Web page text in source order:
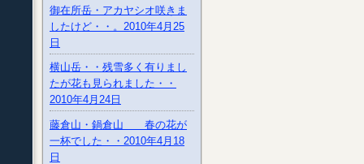
御在所岳・アカヤシオ咲きま
したけど・・。2010年4月25
日
横山岳・・残雪多く有りまし
たが花も見られました・・
2010年4月24日
藤倉山・鍋倉山 春の花が
一杯でした・・2010年4月18
日